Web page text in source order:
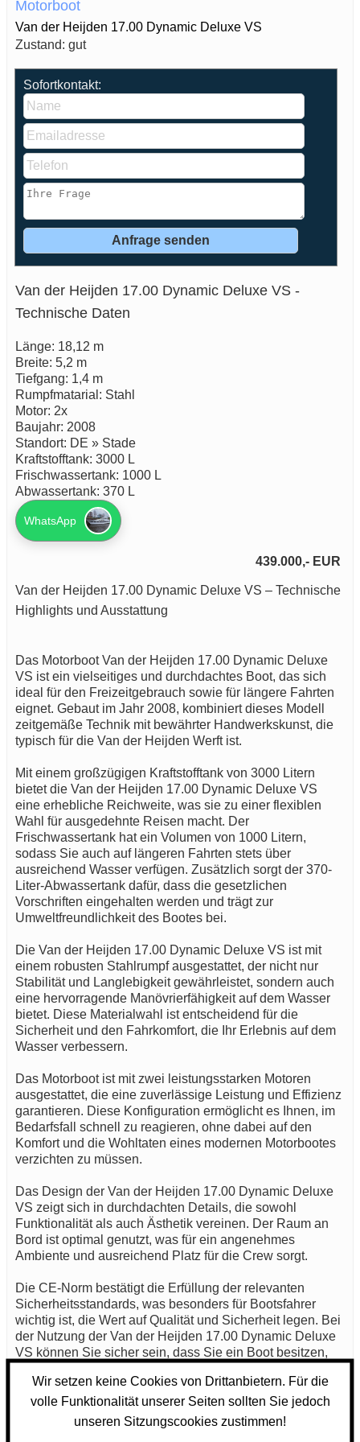
Motorboot
Van der Heijden 17.00 Dynamic Deluxe VS
Zustand: gut
Sofortkontakt:
Van der Heijden 17.00 Dynamic Deluxe VS -
Technische Daten
Länge: 18,12 m
Breite: 5,2 m
Tiefgang: 1,4 m
Rumpfmatarial: Stahl
Motor: 2x
Baujahr: 2008
Standort: DE » Stade
Kraftstofftank: 3000 L
Frischwassertank: 1000 L
Abwassertank: 370 L
WhatsApp
439.000,- EUR
Van der Heijden 17.00 Dynamic Deluxe VS – Technische
Highlights und Ausstattung
Das Motorboot Van der Heijden 17.00 Dynamic Deluxe
VS ist ein vielseitiges und durchdachtes Boot, das sich
ideal für den Freizeitgebrauch sowie für längere Fahrten
eignet. Gebaut im Jahr 2008, kombiniert dieses Modell
zeitgemäße Technik mit bewährter Handwerkskunst, die
typisch für die Van der Heijden Werft ist.
Mit einem großzügigen Kraftstofftank von 3000 Litern
bietet die Van der Heijden 17.00 Dynamic Deluxe VS
eine erhebliche Reichweite, was sie zu einer flexiblen
Wahl für ausgedehnte Reisen macht. Der
Frischwassertank hat ein Volumen von 1000 Litern,
sodass Sie auch auf längeren Fahrten stets über
ausreichend Wasser verfügen. Zusätzlich sorgt der 370-
Liter-Abwassertank dafür, dass die gesetzlichen
Vorschriften eingehalten werden und trägt zur
Umweltfreundlichkeit des Bootes bei.
Die Van der Heijden 17.00 Dynamic Deluxe VS ist mit
einem robusten Stahlrumpf ausgestattet, der nicht nur
Stabilität und Langlebigkeit gewährleistet, sondern auch
eine hervorragende Manövrierfähigkeit auf dem Wasser
bietet. Diese Materialwahl ist entscheidend für die
Sicherheit und den Fahrkomfort, die Ihr Erlebnis auf dem
Wasser verbessern.
Das Motorboot ist mit zwei leistungsstarken Motoren
ausgestattet, die eine zuverlässige Leistung und Effizienz
garantieren. Diese Konfiguration ermöglicht es Ihnen, im
Bedarfsfall schnell zu reagieren, ohne dabei auf den
Komfort und die Wohltaten eines modernen Motorbootes
verzichten zu müssen.
Das Design der Van der Heijden 17.00 Dynamic Deluxe
VS zeigt sich in durchdachten Details, die sowohl
Funktionalität als auch Ästhetik vereinen. Der Raum an
Bord ist optimal genutzt, was für ein angenehmes
Ambiente und ausreichend Platz für die Crew sorgt.
Die CE-Norm bestätigt die Erfüllung der relevanten
Sicherheitsstandards, was besonders für Bootsfahrer
wichtig ist, die Wert auf Qualität und Sicherheit legen. Bei
der Nutzung der Van der Heijden 17.00 Dynamic Deluxe
VS können Sie sicher sein, dass Sie ein Boot besitzen,
gerecht wird.
Zusammengefasst bietet die Van der Heijden 17.00
Dynamic Deluxe VS eine ausgewogene Kombination aus
Wir setzen keine Cookies von Drittanbietern. Für die
volle Funktionalität unserer Seiten sollten Sie jedoch
unseren Sitzungscookies zustimmen!